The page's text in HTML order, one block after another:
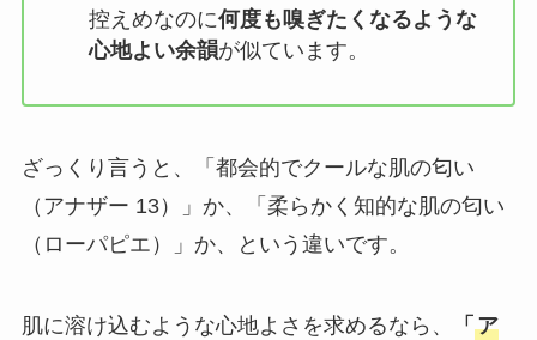
控えめなのに何度も嗅ぎたくなるような
心地よい余韻が似ています。
ざっくり言うと、「都会的でクールな肌の匂い
（アナザー 13）」か、「柔らかく知的な肌の匂い
（ローパピエ）」か、という違いです。
肌に溶け込むような心地よさを求めるなら、 「 ア